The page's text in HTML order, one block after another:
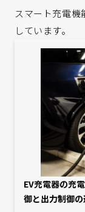
スマート充電
しています。
EV充電器の充
御と出力制御